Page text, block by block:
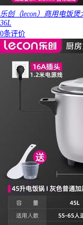
乐创（lecon）商用电饭
36L
0条评价